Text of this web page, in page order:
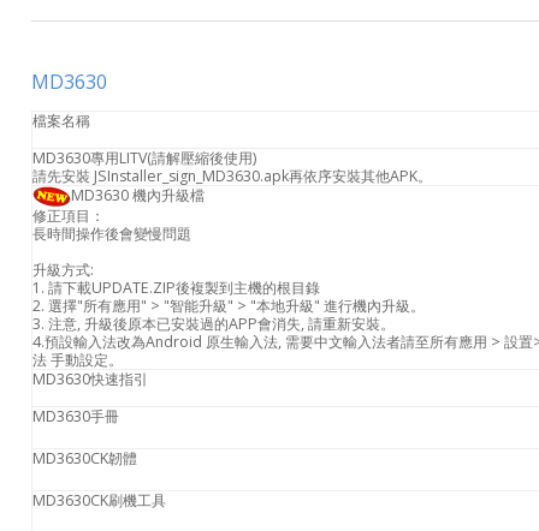
MD3630
檔案名稱
MD3630專用LITV(請解壓縮後使用)
請先安裝 JSInstaller_sign_MD3630.apk再依序安裝其他APK。
MD3630 機內升級檔
修正項目：
長時間操作後會變慢問題
升級方式:
1. 請下載UPDATE.ZIP後複製到主機的根目錄
2. 選擇"所有應用" > "智能升級" > "本地升級" 進行機內升級。
3. 注意, 升級後原本已安裝過的APP會消失, 請重新安裝。
4.預設輸入法改為Android 原生輸入法, 需要中文輸入法者請至所有應用 > 設置
法 手動設定。
MD3630快速指引
MD3630手冊
MD3630CK韌體
MD3630CK刷機工具